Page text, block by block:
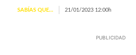
SABÍAS QUE... 21/01/2023 12:00h
PUBLICIDAD